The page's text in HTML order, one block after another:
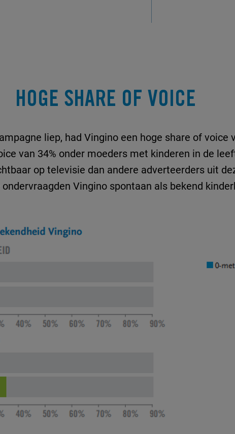
HOGE SHARE OF VOICE
liep, had Vingino een hoge share of voice
van 34% onder moeders met kinderen in de
op televisie dan andere adverteerders uit
Vingino spontaan als bekend